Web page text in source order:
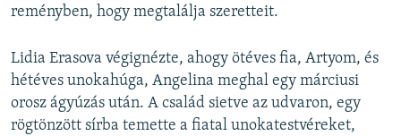
reményben, hogy megtalálja szeretteit.
Lidia Erasova végignézte, ahogy ötéves fia, Artyom, és
hétéves unokahúga, Angelina meghal egy márciusi
orosz ágyúzás után. A család sietve az udvaron, egy
rögtönzött sírba temette a fiatal unokatestvéreket,